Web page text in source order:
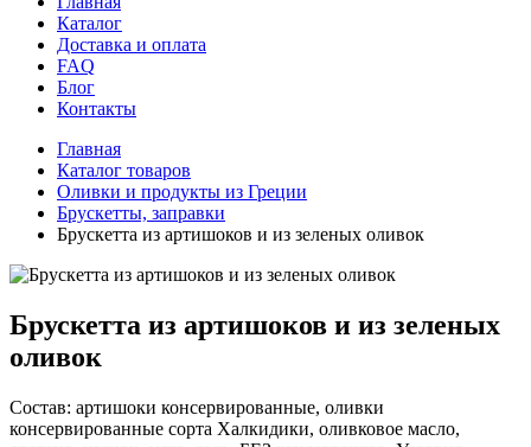
Каталог
Доставка и оплата
FAQ
Блог
Контакты
Главная
Каталог товаров
Оливки и продукты из Греции
Брускетты, заправки
Брускетта из артишоков и из зеленых оливок
Брускетта из артишоков и из зеленых
оливок
Состав: артишоки консервированные, оливки
консервированные сорта Халкидики, оливковое масло,